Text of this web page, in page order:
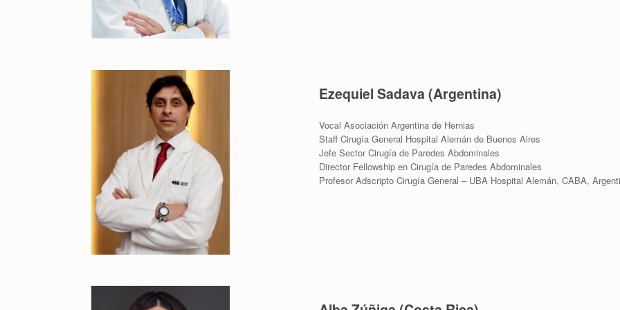
Ezequiel Sadava (Argentina)
Vocal Asociación Argentina de Hernias
Staff Cirugía General Hospital Alemán de Buenos Aires
Jefe Sector Cirugía de Paredes Abdominales
Director Fellowship en Cirugía de Paredes Abdominales
Profesor Adscripto Cirugía General – UBA Hospital Alemán, CABA,